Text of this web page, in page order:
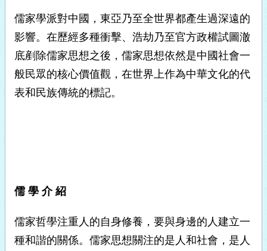
儒家學派對中國，東亞乃至全世界都產生過深遠的
影響。在歷經多種衝擊、浩劫乃至官方政權試圖澈
底剷除儒家思想之後，儒家思想依然是中國社會一
般民眾的核心價值觀，在世界上作為中華文化的代
表和民族傳統的標記。
儒 學 介 紹
儒家哲學注重人的自身修養，要與身邊的人建立一
種和諧的關係。儒家思想關注的是人和社會，是人